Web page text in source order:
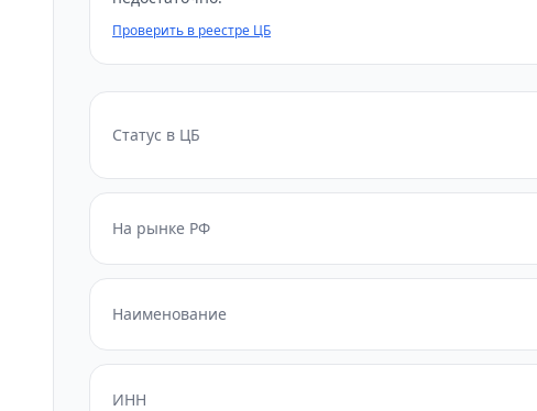
Проверить в реестре ЦБ
Статус в ЦБ
На рынке РФ
Наименование
ИНН